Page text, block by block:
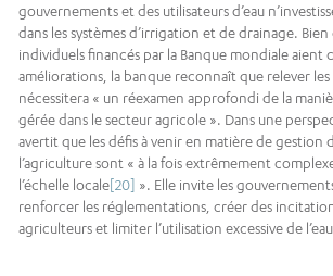
gouvernements et des utilisateurs d’eau
dans les systèmes d’irrigation et de drainage.
individuels financés par la Banque mondiale aient
améliorations, la banque reconnaît que relever
nécessitera « un réexamen approfondi de la
gérée dans le secteur agricole ». Dans une
avertit que les défis à venir en matière de gestion
l’agriculture sont « à la fois extrêmement
l’échelle locale[20] ». Elle invite les
renforcer les réglementations, créer des
agriculteurs et limiter l’utilisation excessive de